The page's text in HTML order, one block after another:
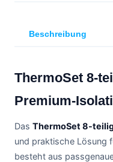
Beschreibung
ThermoSet 8-
Premium-
Das ThermoSet 8-
und praktische Lösung
besteht aus